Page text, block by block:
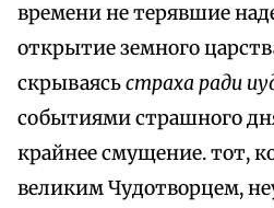
времени не терявшие
открытие земного
скрываясьстраха ради
событиями страшного
крайнее смущение. тот,
великим Чудотворцем,